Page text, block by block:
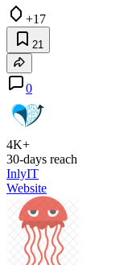
+17
21
0
4K+
30-days reach
InlyIT
Website